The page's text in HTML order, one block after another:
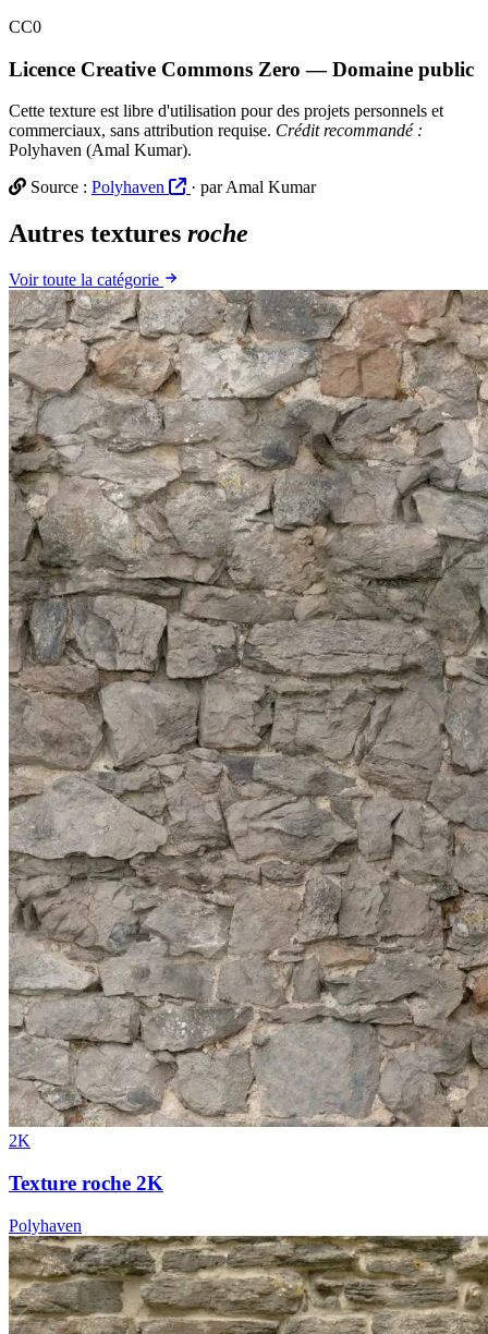
CC0
Licence Creative Commons Zero — Domaine public
Cette texture est libre d'utilisation pour des projets personnels et
commerciaux, sans attribution requise. Crédit recommandé :
Polyhaven (Amal Kumar).
Source : Polyhaven · par Amal Kumar
Autres textures roche
Voir toute la catégorie
2K
Texture roche 2K
Polyhaven